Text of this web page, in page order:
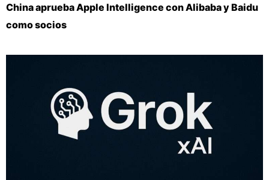
China aprueba Apple Intelligence con Alibaba y Baidu
como socios